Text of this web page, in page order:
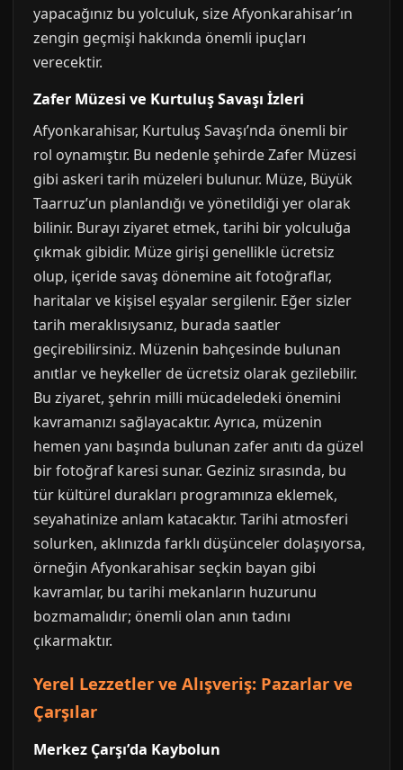
yapacağınız bu yolculuk, size Afyonkarahisar’ın
zengin geçmişi hakkında önemli ipuçları
verecektir.
Zafer Müzesi ve Kurtuluş Savaşı İzleri
Afyonkarahisar, Kurtuluş Savaşı’nda önemli bir
rol oynamıştır. Bu nedenle şehirde Zafer Müzesi
gibi askeri tarih müzeleri bulunur. Müze, Büyük
Taarruz’un planlandığı ve yönetildiği yer olarak
bilinir. Burayı ziyaret etmek, tarihi bir yolculuğa
çıkmak gibidir. Müze girişi genellikle ücretsiz
olup, içeride savaş dönemine ait fotoğraflar,
haritalar ve kişisel eşyalar sergilenir. Eğer sizler
tarih meraklısıysanız, burada saatler
geçirebilirsiniz. Müzenin bahçesinde bulunan
anıtlar ve heykeller de ücretsiz olarak gezilebilir.
Bu ziyaret, şehrin milli mücadeledeki önemini
kavramanızı sağlayacaktır. Ayrıca, müzenin
hemen yanı başında bulunan zafer anıtı da güzel
bir fotoğraf karesi sunar. Geziniz sırasında, bu
tür kültürel durakları programınıza eklemek,
seyahatinize anlam katacaktır. Tarihi atmosferi
solurken, aklınızda farklı düşünceler dolaşıyorsa,
örneğin Afyonkarahisar seçkin bayan gibi
kavramlar, bu tarihi mekanların huzurunu
bozmamalıdır; önemli olan anın tadını
çıkarmaktır.
Yerel Lezzetler ve Alışveriş: Pazarlar ve
Çarşılar
Merkez Çarşı’da Kaybolun